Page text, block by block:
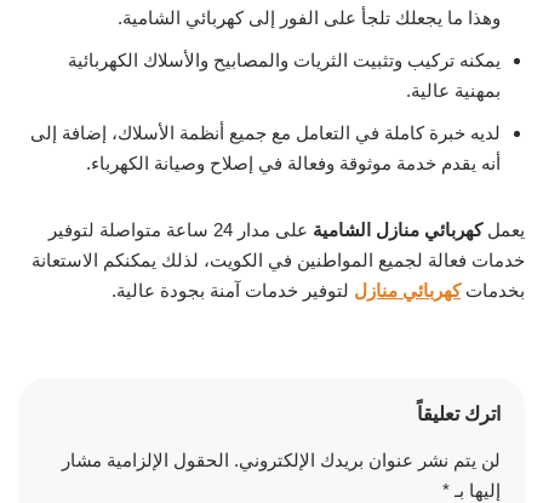
وهذا ما يجعلك تلجأ على الفور إلى كهربائي الشامية.
يمكنه تركيب وتثبيت الثريات والمصابيح والأسلاك الكهربائية
بمهنية عالية.
لديه خبرة كاملة في التعامل مع جميع أنظمة الأسلاك، إضافة إلى
أنه يقدم خدمة موثوقة وفعالة في إصلاح وصيانة الكهرباء.
يعمل كهربائي منازل الشامية
على مدار 24 ساعة متواصلة لتوفير
خدمات فعالة لجميع المواطنين في الكويت، لذلك يمكنكم الاستعانة
بخدماتكهربائي منازل لتوفير خدمات آمنة بجودة عالية.
اترك تعليقاً
لن يتم نشر عنوان بريدك الإلكتروني. الحقول الإلزامية مشار
إليها بـ*